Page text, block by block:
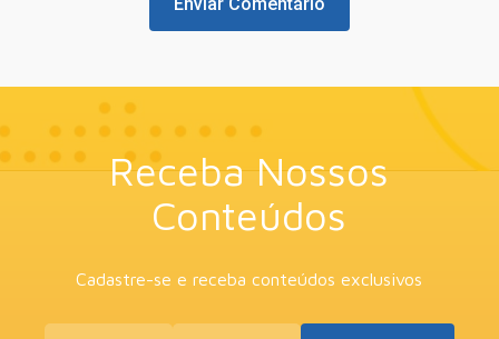
Receba Nossos
Conteúdos
Cadastre-se e receba conteúdos exclusivos